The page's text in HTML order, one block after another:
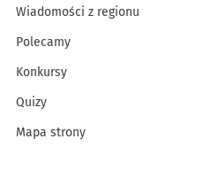
Wiadomości z regionu
Polecamy
Konkursy
Quizy
Mapa strony